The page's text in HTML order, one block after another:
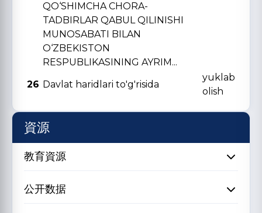
QO‘SHIMCHA CHORA-
TADBIRLAR QABUL QILINISHI
MUNOSABATI BILAN
O‘ZBЕKISTON
RЕSPUBLIKASINING AYRIM...
26 Davlat haridlari to'g'risida
yuklab
olish
資源
教育資源
公开数据